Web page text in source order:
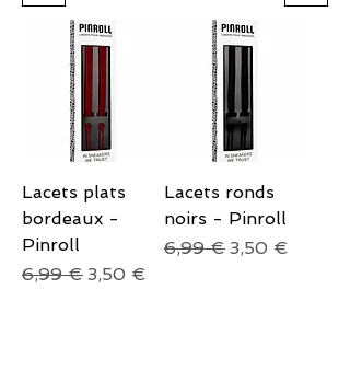
Lacets plats
bordeaux -
Pinroll
Prix original
6,99 € Prix promotionnel
3,50 €
Lacets ronds
noirs - Pinroll
Prix original
6,99 € Prix
3,50 €